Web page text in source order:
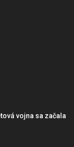
vojna sa začala